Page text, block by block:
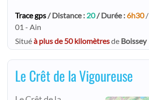
Trace gps/ Distance : 20/ Durée : 6h30/
01 - Ain
Situéà plus de 50 kilomètresde Boissey
Le Crêt de la Vigoureuse